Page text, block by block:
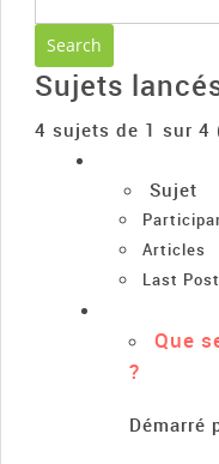
Sujets
4 sujets de 1 sur 4
Sujet
Articles
Last Post
Que
?
Démarré